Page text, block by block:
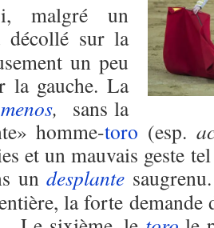
malgré un
décollé sur la
un peu
la gauche. La
, sans la
homme-toro (esp.
et un mauvais geste
undesplante
la forte